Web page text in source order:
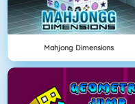
Mahjong Dimensions